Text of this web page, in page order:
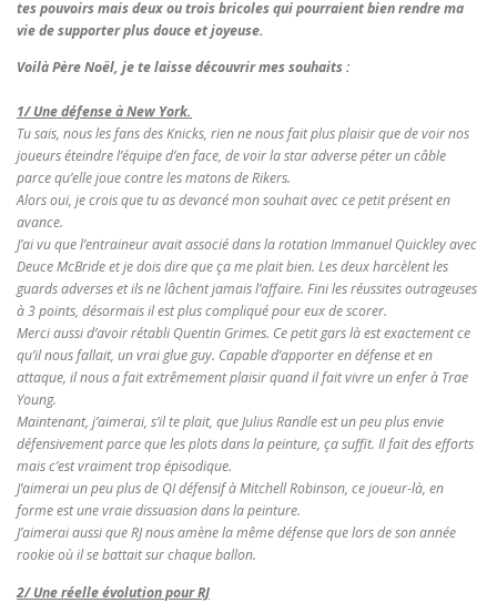
tes pouvoirs mais deux ou trois bricoles qui pourraient bien rendre ma
vie de supporter plus douce et joyeuse.
Voilà Père Noël, je te laisse découvrir mes souhaits :
1/ Une défense à New York.
Tu sais, nous les fans des Knicks, rien ne nous fait plus plaisir que de voir nos
joueurs éteindre l’équipe d’en face, de voir la star adverse péter un câble
parce qu’elle joue contre les matons de Rikers.
Alors oui, je crois que tu as devancé mon souhait avec ce petit présent en
avance.
J’ai vu que l’entraineur avait associé dans la rotation Immanuel Quickley avec
Deuce McBride et je dois dire que ça me plait bien. Les deux harcèlent les
guards adverses et ils ne lâchent jamais l’affaire. Fini les réussites outrageuses
à 3 points, désormais il est plus compliqué pour eux de scorer.
Merci aussi d’avoir rétabli Quentin Grimes. Ce petit gars là est exactement ce
qu’il nous fallait, un vrai glue guy. Capable d’apporter en défense et en
attaque, il nous a fait extrêmement plaisir quand il fait vivre un enfer à Trae
Young.
Maintenant, j’aimerai, s’il te plait, que Julius Randle est un peu plus envie
défensivement parce que les plots dans la peinture, ça suffit. Il fait des efforts
mais c’est vraiment trop épisodique.
J’aimerai un peu plus de QI défensif à Mitchell Robinson, ce joueur-là, en
forme est une vraie dissuasion dans la peinture.
J’aimerai aussi que RJ nous amène la même défense que lors de son année
rookie où il se battait sur chaque ballon.
2/ Une réelle évolution pour RJ